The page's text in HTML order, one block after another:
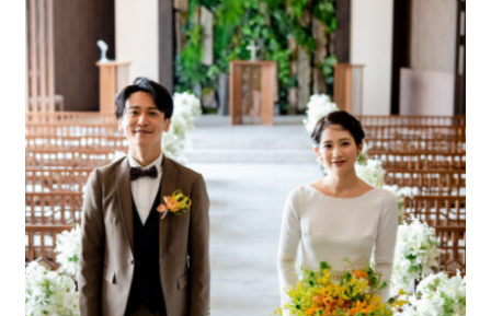
来館予約
資料請求
プラン